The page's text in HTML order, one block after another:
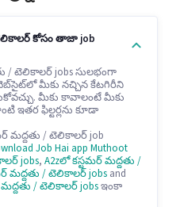
టెలికాలర్ కోసం తాజా job
/ టెలికాలర్ jobs సులభంగా
మీకు నచ్చిన కేటగిరీని
మీకు కావాలంటే మీకు
ఇతర ఫిల్టర్లను కూడా
మద్దతు / టెలికాలర్ job
Job Hai app Muthoot
jobs, A2zలో కస్టమర్ మద్దతు /
మద్దతు / టెలికాలర్ jobs and
మద్దతు / టెలికాలర్ jobsఇంకా